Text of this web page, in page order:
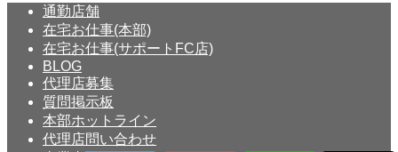
通勤店舗
在宅お仕事(本部)
在宅お仕事(サポートFC店)
BLOG
代理店募集
質問掲示板
本部ホットライン
代理店問い合わせ